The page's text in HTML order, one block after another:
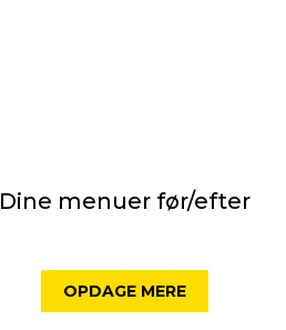
Dine menuer før/efter
OPDAGE MERE